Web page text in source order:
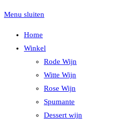
Menu sluiten
Home
Winkel
Rode Wijn
Witte Wijn
Rose Wijn
Spumante
Dessert wijn